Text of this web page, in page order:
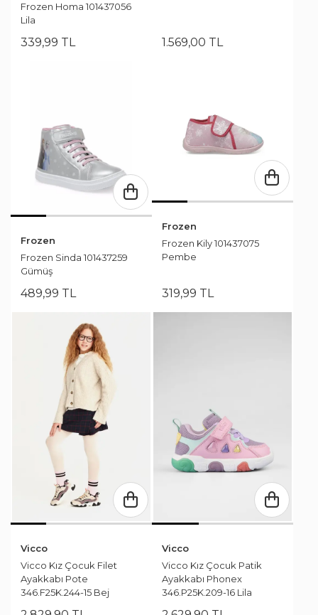
Frozen Homa 101437056
Lila
339,99 TL 1.569,00 TL
Frozen
Frozen Sinda 101437259
Gümüş
489,99 TL
Frozen
Frozen Kily 101437075
Pembe
319,99 TL
Vicco
Vicco Kız Çocuk Filet
Ayakkabı Pote
346.F25K.244-15 Bej
Vicco
Vicco Kız Çocuk Patik
Ayakkabı Phonex
346.P25K.209-16 Lila